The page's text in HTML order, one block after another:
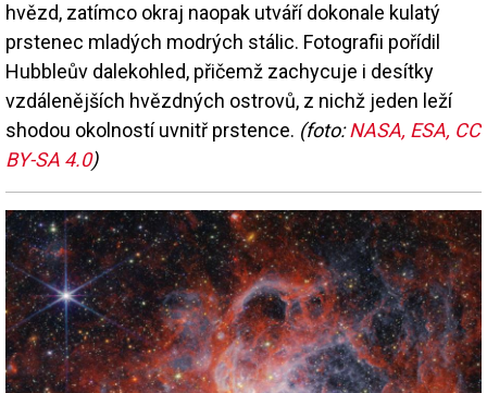
hvězd, zatímco okraj naopak utváří dokonale kulatý
prstenec mladých modrých stálic. Fotografii pořídil
Hubbleův dalekohled, přičemž zachycuje i desítky
vzdálenějších hvězdných ostrovů, z nichž jeden leží
shodou okolností uvnitř prstence. (foto:NASA, ESA, CC
BY-SA 4.0)